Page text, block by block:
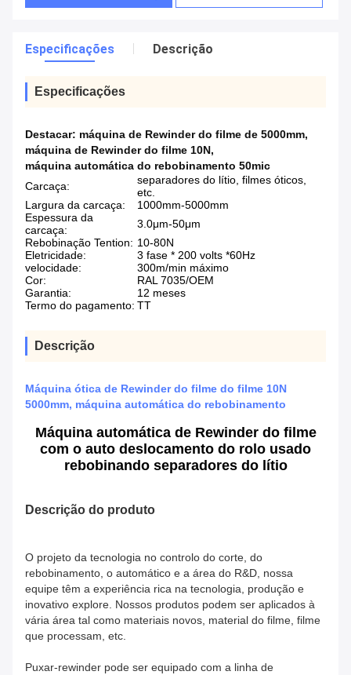
Especificações Descrição
Especificações
Destacar: máquina de Rewinder do filme de 5000mm,
máquina de Rewinder do filme 10N,
máquina automática do rebobinamento 50mic
Carcaça:
separadores do lítio, filmes óticos,
etc.
Largura da carcaça:
1000mm-5000mm
Espessura da
carcaça:
3.0μm-50μm
Rebobinação Tention: 10-80N
Eletricidade:
3 fase * 200 volts *60Hz
velocidade:
300m/min máximo
Cor:
RAL 7035/OEM
Garantia:
12 meses
Termo do pagamento: TT
Descrição
Máquina ótica de Rewinder do filme do filme 10N
5000mm, máquina automática do rebobinamento
Máquina automática de Rewinder do filme
com o auto deslocamento do rolo usado
rebobinando separadores do lítio
Descrição do produto
O projeto da tecnologia no controlo do corte, do
rebobinamento, o automático e a área do R&D, nossa
equipe têm a experiência rica na tecnologia, produção e
inovativo explore. Nossos produtos podem ser aplicados à
vária área tal como materiais novos, material do filme, filme
que processam, etc.
Puxar-rewinder pode ser equipado com a linha de